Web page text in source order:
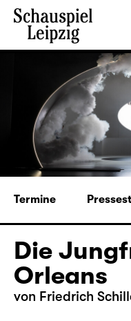
Termine
Die
Orleans
von Friedrich